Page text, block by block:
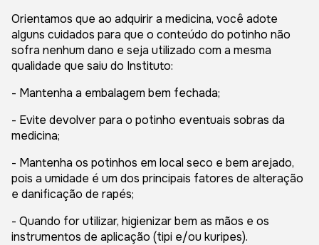
Orientamos que ao adquirir a medicina, você adote
alguns cuidados para que o conteúdo do potinho não
sofra nenhum dano e seja utilizado com a mesma
qualidade que saiu do Instituto:
- Mantenha a embalagem bem fechada;
- Evite devolver para o potinho eventuais sobras da
medicina;
- Mantenha os potinhos em local seco e bem arejado,
pois a umidade é um dos principais fatores de alteração
e danificação de rapés;
- Quando for utilizar, higienizar bem as mãos e os
instrumentos de aplicação (tipi e/ou kuripes).